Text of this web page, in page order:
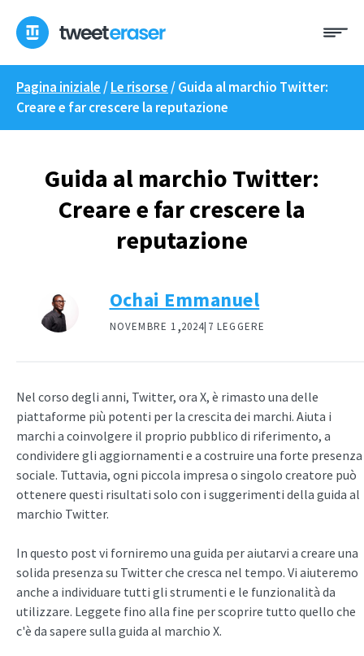
content
Pagina iniziale /Le risorse /Guida al marchio Twitter:
Creare e far crescere la reputazione
Guida al marchio Twitter:
Creare e far crescere la
reputazione
Ochai Emmanuel
NOVEMBRE 1,2024| 7 LEGGERE
Nel corso degli anni, Twitter, ora X, è rimasto una delle
piattaforme più potenti per la crescita dei marchi. Aiuta i
marchi a coinvolgere il proprio pubblico di riferimento, a
condividere gli aggiornamenti e a costruire una forte presenza
sociale. Tuttavia, ogni piccola impresa o singolo creatore può
ottenere questi risultati solo con i suggerimenti della guida al
marchio Twitter.
In questo post vi forniremo una guida per aiutarvi a creare una
solida presenza su Twitter che cresca nel tempo. Vi aiuteremo
anche a individuare tutti gli strumenti e le funzionalità da
utilizzare. Leggete fino alla fine per scoprire tutto quello che
c'è da sapere sulla guida al marchio X.